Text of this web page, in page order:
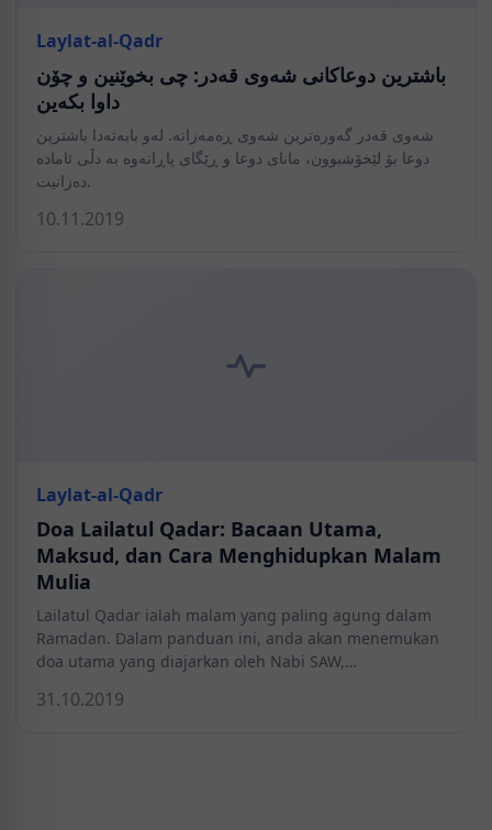
Laylat-al-Qadr
باشترین دوعاکانی شەوی قەدر: چی بخوێنین و چۆن
داوا بکەین
شەوی قەدر گەورەترین شەوی ڕەمەزانە. لەو بابەتەدا باشترین
دوعا بۆ لێخۆشبوون، مانای دوعا و ڕێگای پاڕانەوە بە دڵی ئامادە
دەزانیت.
10.11.2019
Laylat-al-Qadr
Doa Lailatul Qadar: Bacaan Utama,
Maksud, dan Cara Menghidupkan Malam
Mulia
Lailatul Qadar ialah malam yang paling agung dalam
Ramadan. Dalam panduan ini, anda akan menemukan
doa utama yang diajarkan oleh Nabi SAW,…
31.10.2019